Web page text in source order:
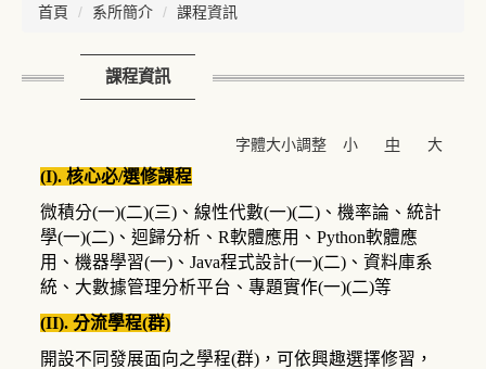
首頁 系所簡介 課程資訊
課程資訊
字體大小調整 小 中 大
(I). 核心必/選修課程
微積分(一)(二)(三)、線性代數(一)(二)、機率論、統計
學(一)(二)、迴歸分析、R軟體應用、Python軟體應
用、機器學習(一)、Java程式設計(一)(二)、資料庫系
統、大數據管理分析平台、專題實作(一)(二)等
(II). 分流學程(群)
開設不同發展面向之學程(群)，可依興趣選擇修習，